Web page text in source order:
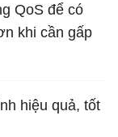
QoS để có
khi cần gấp
hiệu quả, tốt